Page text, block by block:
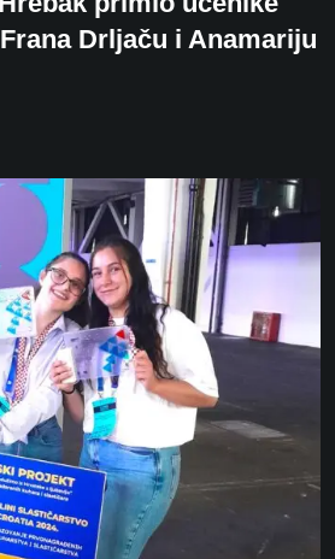
Drljaču i Anamariju